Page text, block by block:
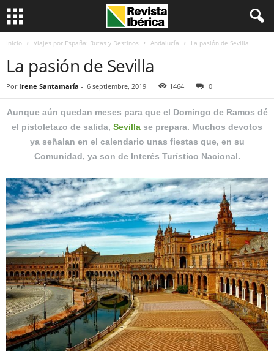
Inicio Viajes por España: Rutas y Destinos Andalucía La pasión de Sevilla
La pasión de Sevilla
Por Irene Santamaría - 6 septiembre, 2019 1464 0
Aunque aún quedan meses para que el Domingo de Ramos dé
el pistoletazo de salida, Sevilla se prepara. Muchos devotos
ya señalan en el calendario unas fiestas que, en su
Comunidad, ya son de Interés Turístico Nacional.